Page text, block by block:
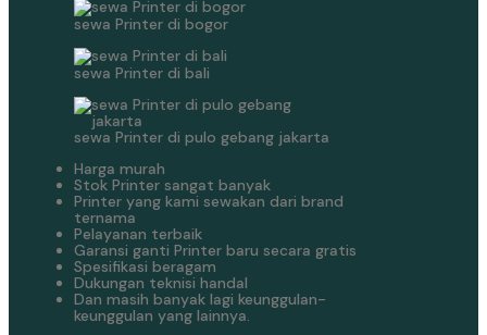
sewa Printer di bogor
sewa Printer di bali
sewa Printer di pulo gebang jakarta
Harga murah
Stok Printer sangat banyak
Printer yang kami sewakan dari brand
ternama
Pelayanan terbaik
Garansi ganti Printer baru secara gratis
Spesifikasi beragam
Dukungan teknisi handal
Dan masih banyak lagi keunggulan-
keunggulan yang lainnya.